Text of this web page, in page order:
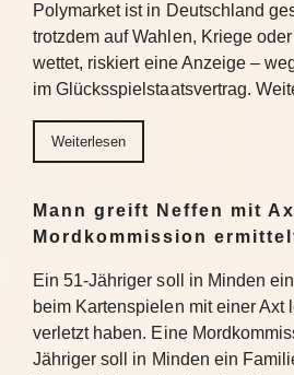
Polymarket ist in Deutschland
trotzdem auf Wahlen, Kriege
wettet, riskiert eine Anzeige –
im Glücksspielstaatsvertrag.
Weiterlesen
Mann greift Neffen mit
Mordkommission
Ein 51-Jähriger soll in Minden
beim Kartenspielen mit einer Axt
verletzt haben. Eine
Jähriger soll in Minden ein